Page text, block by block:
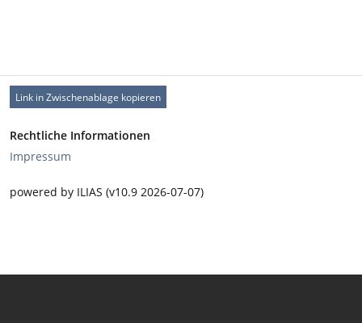
Link in Zwischenablage kopieren
Rechtliche Informationen
Impressum
powered by ILIAS (v10.9 2026-07-07)